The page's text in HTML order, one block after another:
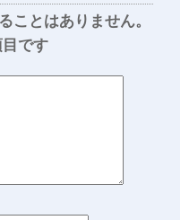
ことはありません。
です